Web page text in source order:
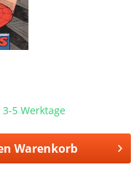
5 Werktage
Warenkorb